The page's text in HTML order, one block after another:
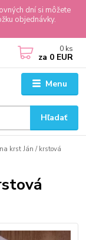
dní si môžete
objednávky.
Menu
Hľadať
0 ks
za 0 EUR
krst Ján / krstová